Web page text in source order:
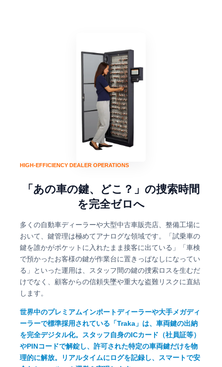
HIGH-EFFICIENCY DEALER OPERATIONS
「あの車の鍵、どこ？」の捜索時間
を完全ゼロへ
多くの自動車ディーラーや大型中古車販売店、整備工場に
おいて、鍵管理は極めてアナログな領域です。「試乗車の
鍵を誰かがポケットに入れたまま接客に出ている」「車検
で預かったお客様の鍵が作業台に置きっぱなしになってい
る」といった運用は、スタッフ間の鍵の捜索ロスを生むだ
けでなく、顧客からの信頼失墜や重大な盗難リスクに直結
します。
世界中のプレミアムインポートディーラーや大手メガディ
ーラーで標準採用されている「Traka」は、車両鍵の出納
を完全デジタル化。スタッフ自身のICカード（社員証等）
やPINコードで解錠し、許可された特定の車両鍵だけを物
理的に解放。リアルタイムにログを記録し、スマートで安